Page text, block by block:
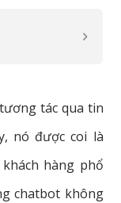
tác qua tin
nó được coi là
hàng phổ
chatbot không